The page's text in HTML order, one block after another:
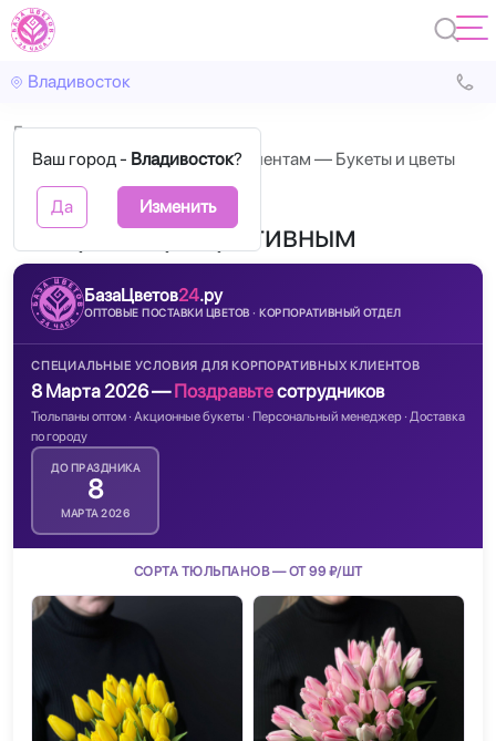
Владивосток
Ваш город - Владивосток?
Да Изменить
Главная
8 марта корпоративным клиентам — Букеты и цветы
оптом
8 марта корпоративным
БазаЦветов24.ру
ОПТОВЫЕ ПОСТАВКИ ЦВЕТОВ · КОРПОРАТИВНЫЙ ОТДЕЛ
СПЕЦИАЛЬНЫЕ УСЛОВИЯ ДЛЯ КОРПОРАТИВНЫХ КЛИЕНТОВ
8 Марта 2026 —Поздравьтесотрудников
Тюльпаны оптом · Акционные букеты · Персональный менеджер · Доставка
по городу
ДО ПРАЗДНИКА
8
МАРТА 2026
СОРТА ТЮЛЬПАНОВ — ОТ 99 ₽/ШТ